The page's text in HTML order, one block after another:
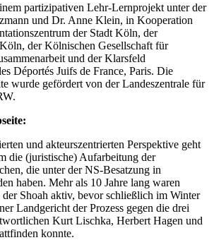
partizipativen Lehr-Lernprojekt unter der
und Dr. Anne Klein, in Kooperation
der Stadt Köln, der
der Kölnischen Gesellschaft für
und der Klarsfeld
Déportés Juifs de France, Paris. Die
wurde gefördert von der Landeszentrale für
und akteurszentrierten Perspektive geht
die (juristische) Aufarbeitung der
die unter der NS-Besatzung in
haben. Mehr als 10 Jahre lang waren
Shoah aktiv, bevor schließlich im Winter
Landgericht der Prozess gegen die drei
Kurt Lischka, Herbert Hagen und
konnte.